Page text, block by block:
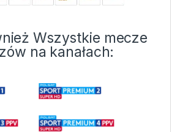
Wszystkie mecze
na kanałach: